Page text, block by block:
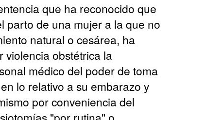
que ha reconocido que
parto de una mujer a la que no
natural o cesárea, ha
violencia obstétrica la
médico del poder de toma
lo relativo a su embarazo y
por conveniencia del